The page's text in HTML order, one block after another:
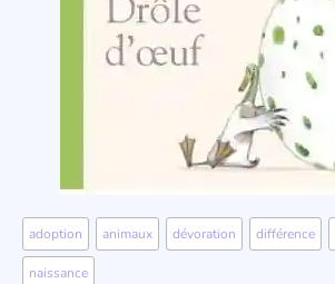
adoption animaux dévoration différence
naissance